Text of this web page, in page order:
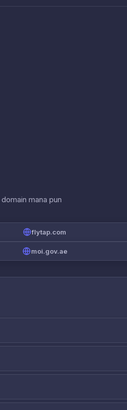
mana pun
flytap.com
moi.gov.ae